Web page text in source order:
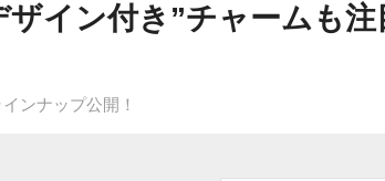
イン付き”チャームも注
ンナップ公開！